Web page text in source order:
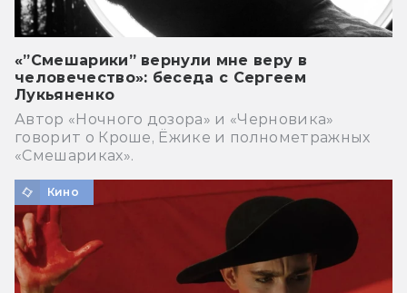
«”Смешарики” вернули мне веру в
человечество»: беседа с Сергеем
Лукьяненко
Автор «Ночного дозора» и «Черновика»
говорит о Кроше, Ёжике и полнометражных
«Смешариках».
Кино